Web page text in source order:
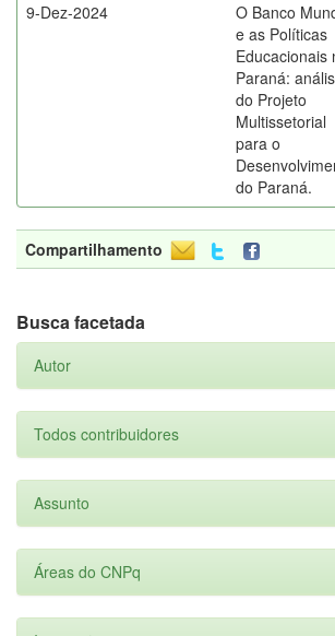
9-Dez-2024
O Banco
e as Políticas
Educacionais
Paraná:
do Projeto
Multissetorial
para o
do Paraná.
Compartilhamento
Busca facetada
Autor
Todos contribuidores
Assunto
Áreas do CNPq